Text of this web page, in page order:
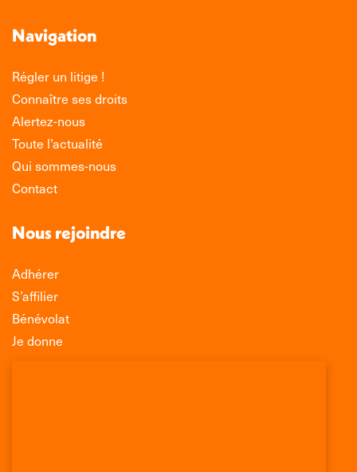
Navigation
Régler un litige !
Connaître ses droits
Alertez-nous
Toute l’actualité
Qui sommes-nous
Contact
Nous rejoindre
Adhérer
S’affilier
Bénévolat
Je donne